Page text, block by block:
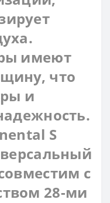
имеют
что
и
S
с
28-ми